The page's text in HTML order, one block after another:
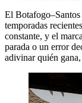
El Botafogo–Santos
temporadas
constante, y el
parada o un error
adivinar quién gana,